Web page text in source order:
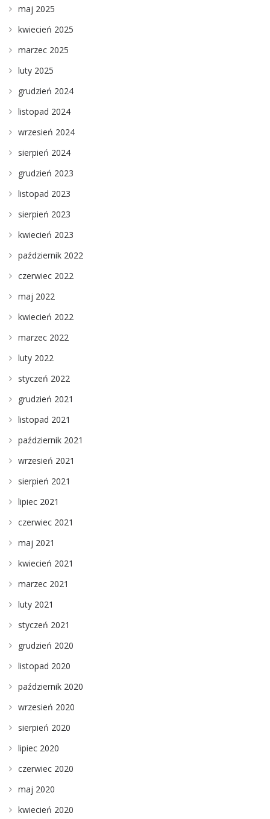
maj 2025
kwiecień 2025
marzec 2025
luty 2025
grudzień 2024
listopad 2024
wrzesień 2024
sierpień 2024
grudzień 2023
listopad 2023
sierpień 2023
kwiecień 2023
październik 2022
czerwiec 2022
maj 2022
kwiecień 2022
marzec 2022
luty 2022
styczeń 2022
grudzień 2021
listopad 2021
październik 2021
wrzesień 2021
sierpień 2021
lipiec 2021
czerwiec 2021
maj 2021
kwiecień 2021
marzec 2021
luty 2021
styczeń 2021
grudzień 2020
listopad 2020
październik 2020
wrzesień 2020
sierpień 2020
lipiec 2020
czerwiec 2020
maj 2020
kwiecień 2020